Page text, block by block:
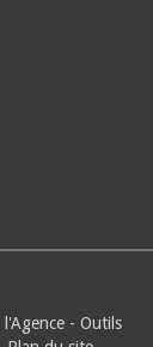
l'Agence - Outils